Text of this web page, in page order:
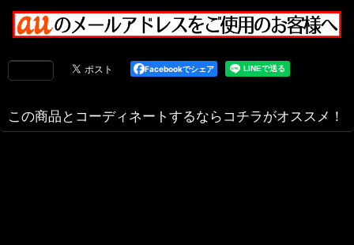
Facebookでシェア
この商品とコーディネートするならコチラがオススメ！